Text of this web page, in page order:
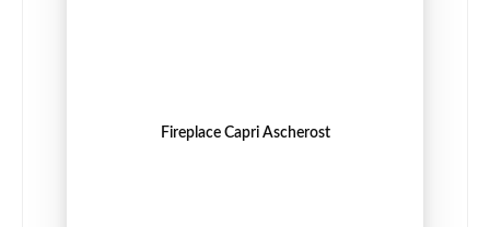
Fireplace Capri Ascherost